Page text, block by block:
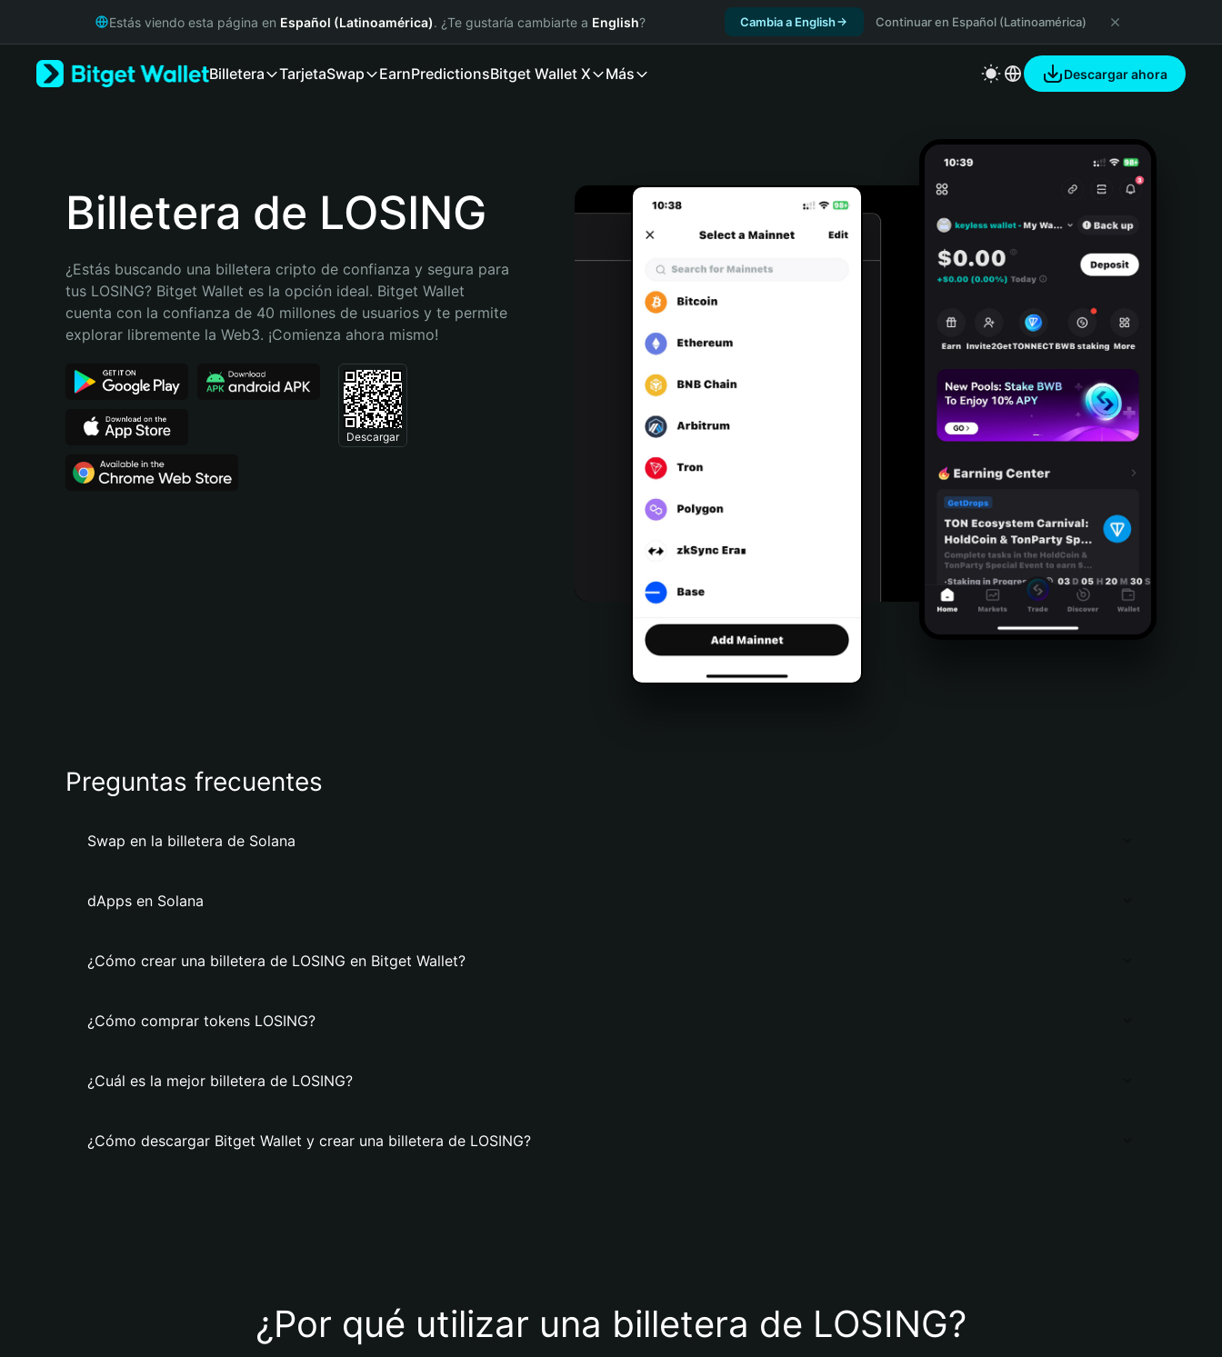
Русский
Bahasa Indonesia
Português (Brasil)
Estás viendo esta página en Español (Latinoamérica). ¿Te gustaría cambiarte a English? Cambia a English Continuar en Español (Latinoamérica)
Billetera TarjetaSwap EarnPredictionsBitget Wallet X Más Descargar ahora
Billetera de LOSING
¿Estás buscando una billetera cripto de confianza y segura para
tus LOSING? Bitget Wallet es la opción ideal. Bitget Wallet
cuenta con la confianza de 40 millones de usuarios y te permite
explorar libremente la Web3. ¡Comienza ahora mismo!
Descargar
Preguntas frecuentes
Swap en la billetera de Solana
dApps en Solana
¿Cómo crear una billetera de LOSING en Bitget Wallet?
¿Cómo comprar tokens LOSING?
¿Cuál es la mejor billetera de LOSING?
¿Cómo descargar Bitget Wallet y crear una billetera de LOSING?
¿Por qué utilizar una billetera de LOSING?